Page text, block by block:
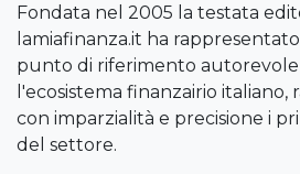
Fondata nel 2005 la testata
lamiafinanza.it ha
punto di riferimento
l'ecosistema finanzairio
con imparzialità e precisione i
del settore.